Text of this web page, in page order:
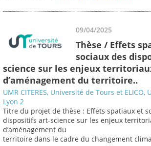
09/04/2025
Thèse / Effets
sociaux des
science sur les enjeux
d’aménagement du territoire..
UMR CITERES, Université de Tours et
Lyon 2
Titre du projet de thèse : Effets spatiaux et
dispositifs art-science sur les enjeux
d’aménagement du
territoire dans le cadre du changement